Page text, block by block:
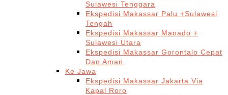
Sulawesi Tenggara
Ekspedisi Makassar Palu +Sulawesi
Tengah
Ekspedisi Makassar Manado +
Sulawesi Utara
Ekspedisi Makassar Gorontalo Cepat
Dan Aman
Ke Jawa
Ekspedisi Makassar Jakarta Via
Kapal Roro